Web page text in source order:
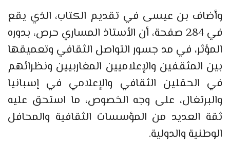
وأضاف بن عيسى في تقديم الكتاب، الذي يقع
في 284 صفحة، أن الأستاذ المساري حرص، بدوره
المؤثر، في مد جسور التواصل الثقافي وتعميقها
بين المثقفين والإعلاميين المغاربيين ونظرائهم
في الحقلين الثقافي والإعلامي في إسبانيا
والبرتغال، على وجه الخصوص، ما استحق عليه
ثقة العديد من المؤسسات الثقافية والمحافل
الوطنية والدولية.